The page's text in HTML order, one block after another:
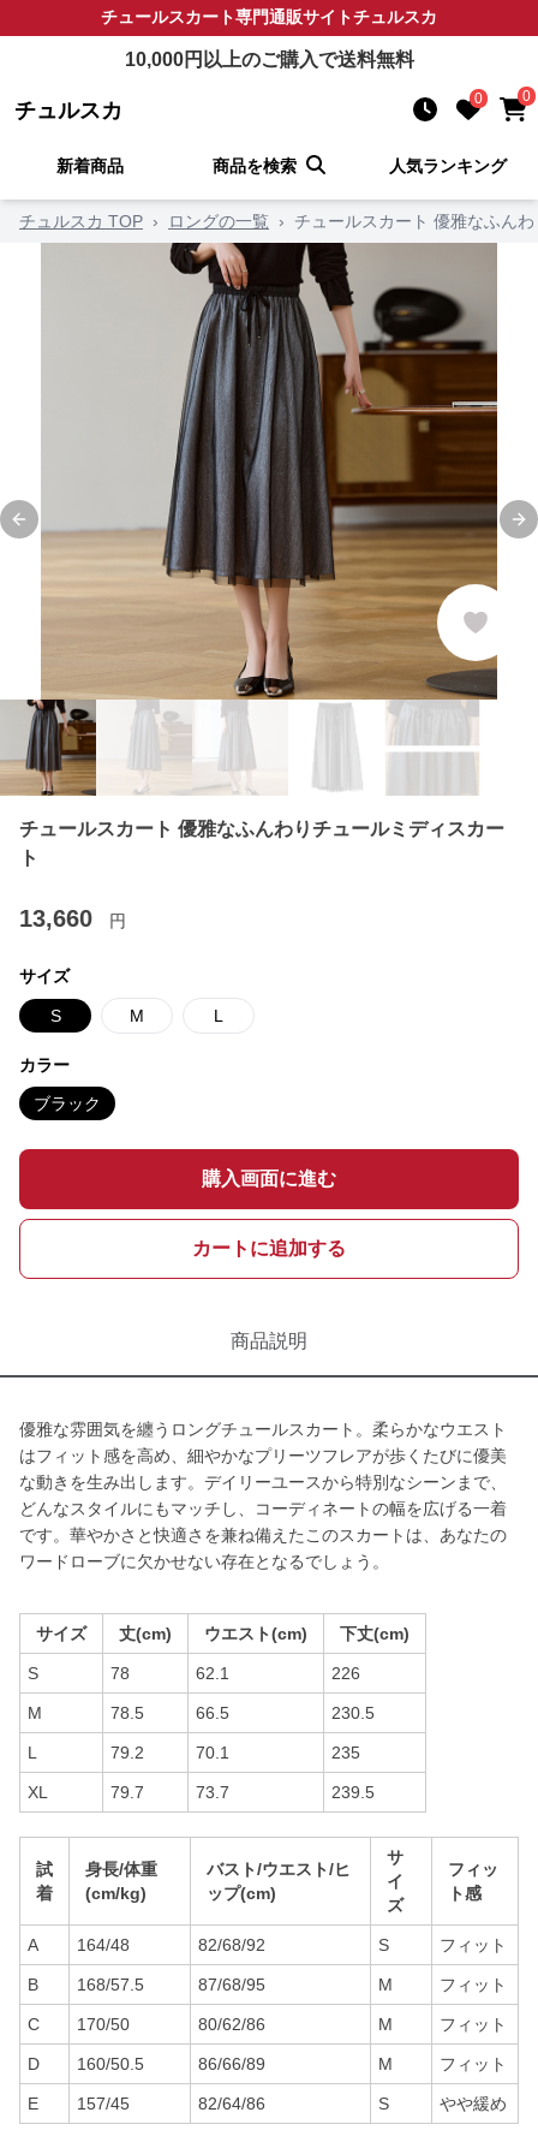
チュールスカート専門通販サイトチュルスカ
10,000円以上のご購入で送料無料
チュルスカ 0 0
新着商品 商品を検索 人気ランキング
チュルスカ TOP › ロングの一覧 › チュールスカート 優雅なふん
Previous slide
チュールスカート 優雅なふんわりチュールミディスカー
ト
13,660 円
サイズ
S M L
カラー
ブラック
購入画面に進む
カートに追加する
商品説明
優雅な雰囲気を纏うロングチュールスカート。柔らかなウエスト
はフィット感を高め、細やかなプリーツフレアが歩くたびに優美
な動きを生み出します。デイリーユースから特別なシーンまで、
どんなスタイルにもマッチし、コーディネートの幅を広げる一着
です。華やかさと快適さを兼ね備えたこのスカートは、あなたの
ワードローブに欠かせない存在となるでしょう。
サイズ 丈(cm) ウエスト(cm) 下丈(cm)
S 78 62.1 226
M 78.5 66.5 230.5
L 79.2 70.1 235
XL 79.7 73.7 239.5
試
着
身長/体重
(cm/kg)
バスト/ウエスト/ヒ
ップ(cm)
サ
イ
ズ
フィッ
ト感
A 164/48 82/68/92 S フィット
B 168/57.5 87/68/95 M フィット
C 170/50 80/62/86 M フィット
D 160/50.5 86/66/89 M フィット
E 157/45 82/64/86 S やや緩め